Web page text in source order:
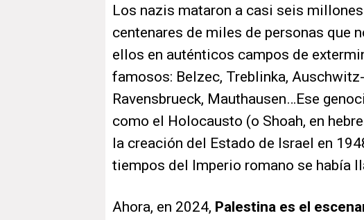
Los nazis mataron a casi seis
centenares de miles de personas que
ellos en auténticos campos de
famosos: Belzec, Treblinka,
Ravensbrueck, Mauthausen…Ese
como el Holocausto (o Shoah, en
la creación del Estado de Israel en
tiempos del Imperio romano se había
Ahora, en 2024, Palestina es el